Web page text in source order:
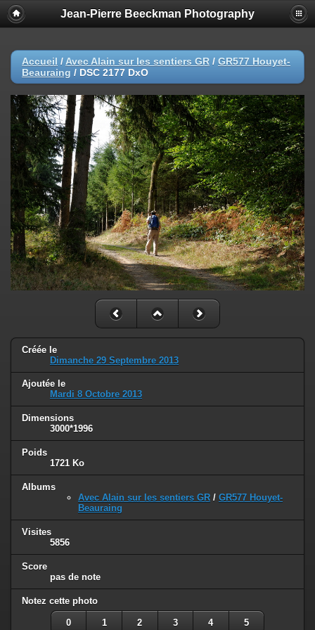
Jean-Pierre Beeckman Photography
Accueil / Avec Alain sur les sentiers GR / GR577 Houyet-
Beauraing / DSC 2177 DxO
Créée le
Dimanche 29 Septembre 2013
Ajoutée le
Mardi 8 Octobre 2013
Dimensions
3000*1996
Poids
1721 Ko
Albums
Avec Alain sur les sentiers GR / GR577 Houyet-
Beauraing
Visites
5856
Score
pas de note
Notez cette photo
0 1 2 3 4 5